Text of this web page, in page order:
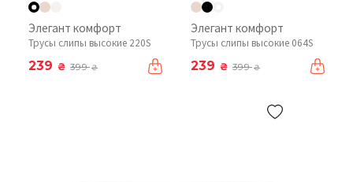
Элегант комфорт
Трусы слипы высокие 220S
239 ₴ 399₴
Элегант комфорт
Трусы слипы высокие 064S
239 ₴ 399₴